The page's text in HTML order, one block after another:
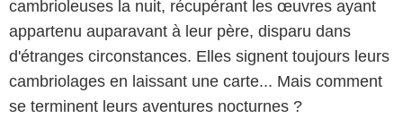
cambrioleuses la nuit, récupérant les œuvres ayant
appartenu auparavant à leur père, disparu dans
d'étranges circonstances. Elles signent toujours leurs
cambriolages en laissant une carte... Mais comment
se terminent leurs aventures nocturnes ?